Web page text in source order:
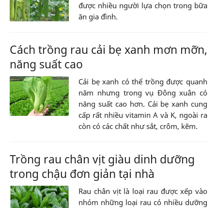
được nhiều người lựa chọn trong bữa
ăn gia đình.
Cách trồng rau cải bẹ xanh mơn mỡn,
năng suất cao
Cải bẹ xanh có thể trồng được quanh
năm nhưng trong vụ Đông xuân có
năng suất cao hơn. Cải bẹ xanh cung
cấp rất nhiều vitamin A và K, ngoài ra
còn có các chất như sắt, crôm, kẽm.
Trồng rau chân vịt giàu dinh dưỡng
trong chậu đơn giản tại nhà
Rau chân vịt là loại rau được xếp vào
nhóm những loại rau có nhiều dưỡng